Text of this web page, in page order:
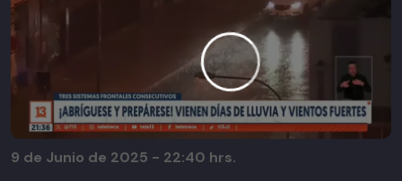
9 de Junio de 2025 - 22:40 hrs.